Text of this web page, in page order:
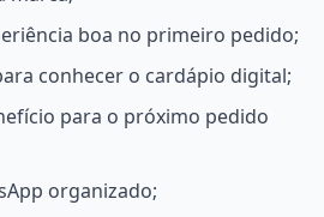
boa no primeiro pedido;
conhecer o cardápio digital;
para o próximo pedido
organizado;